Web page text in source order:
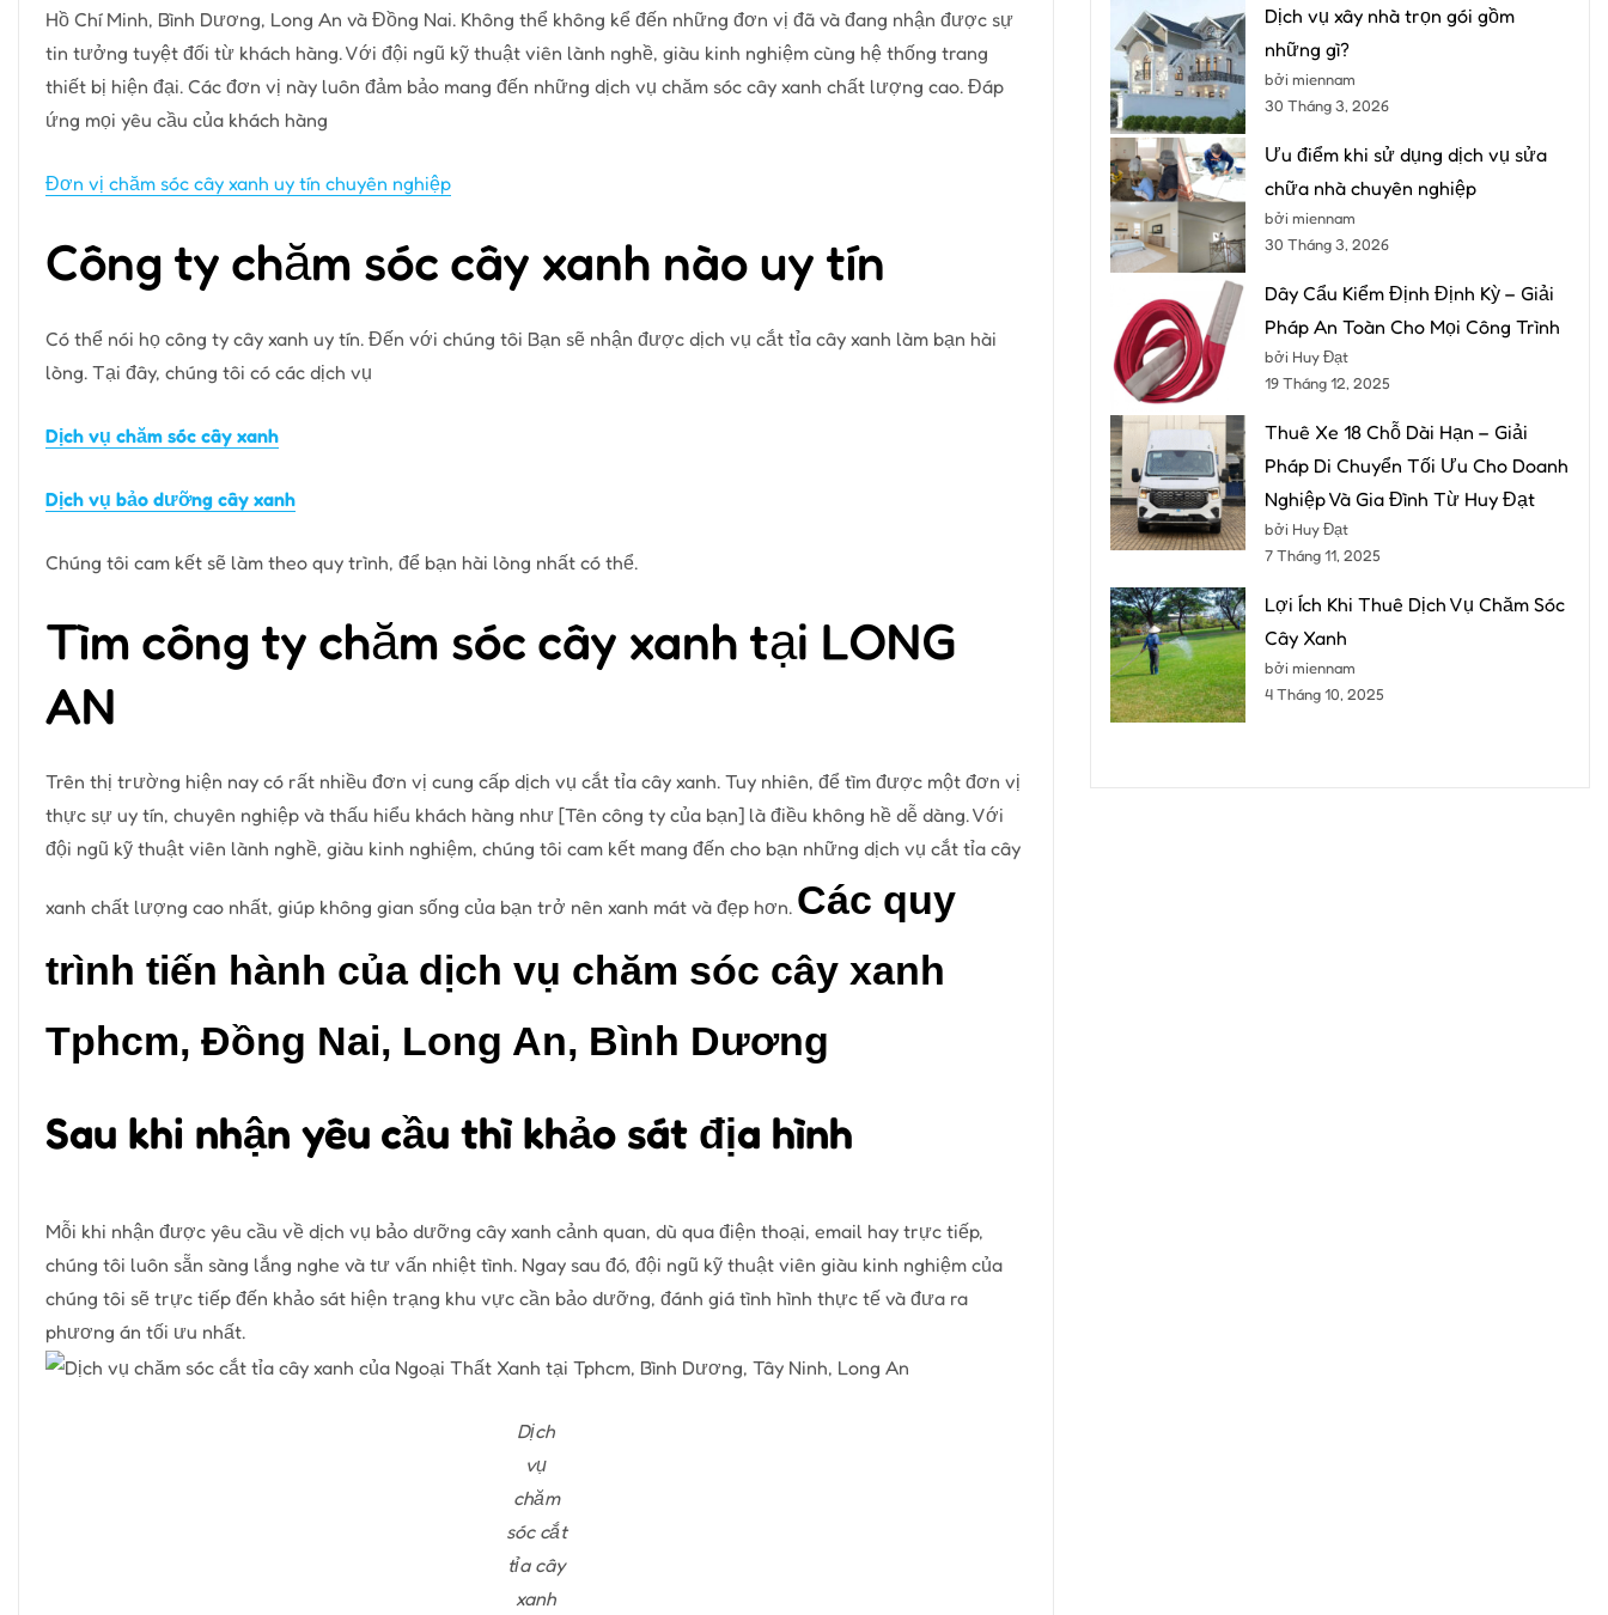
Hồ Chí Minh, Bình Dương, Long An và Đồng Nai. Không thể không kể đến những đơn vị đã và đang nhận được sự
tin tưởng tuyệt đối từ khách hàng. Với đội ngũ kỹ thuật viên lành nghề, giàu kinh nghiệm cùng hệ thống trang
thiết bị hiện đại. Các đơn vị này luôn đảm bảo mang đến những dịch vụ chăm sóc cây xanh chất lượng cao. Đáp
ứng mọi yêu cầu của khách hàng
Đơn vị chăm sóc cây xanh uy tín chuyên nghiệp
Công ty chăm sóc cây xanh nào uy tín
Có thể nói họ công ty cây xanh uy tín. Đến với chúng tôi Bạn sẽ nhận được dịch vụ cắt tỉa cây xanh làm bạn hài
lòng. Tại đây, chúng tôi có các dịch vụ
Dịch vụ chăm sóc cây xanh
Dịch vụ bảo dưỡng cây xanh
Chúng tôi cam kết sẽ làm theo quy trình, để bạn hài lòng nhất có thể.
Tìm công ty chăm sóc cây xanh tại LONG
AN
Trên thị trường hiện nay có rất nhiều đơn vị cung cấp dịch vụ cắt tỉa cây xanh. Tuy nhiên, để tìm được một đơn vị
thực sự uy tín, chuyên nghiệp và thấu hiểu khách hàng như [Tên công ty của bạn] là điều không hề dễ dàng. Với
đội ngũ kỹ thuật viên lành nghề, giàu kinh nghiệm, chúng tôi cam kết mang đến cho bạn những dịch vụ cắt tỉa cây
xanh chất lượng cao nhất, giúp không gian sống của bạn trở nên xanh mát và đẹp hơn. Các quy
trình tiến hành của dịch vụ chăm sóc cây xanh
Tphcm, Đồng Nai, Long An, Bình Dương
Sau khi nhận yêu cầu thì khảo sát địa hình
Mỗi khi nhận được yêu cầu về dịch vụ bảo dưỡng cây xanh cảnh quan, dù qua điện thoại, email hay trực tiếp,
chúng tôi luôn sẵn sàng lắng nghe và tư vấn nhiệt tình. Ngay sau đó, đội ngũ kỹ thuật viên giàu kinh nghiệm của
chúng tôi sẽ trực tiếp đến khảo sát hiện trạng khu vực cần bảo dưỡng, đánh giá tình hình thực tế và đưa ra
phương án tối ưu nhất.
Dịch
vụ
chăm
sóc cắt
tỉa cây
xanh
Dịch vụ xây nhà trọn gói gồm
những gì?
bởi miennam
30 Tháng 3, 2026
Ưu điểm khi sử dụng dịch vụ sửa
chữa nhà chuyên nghiệp
bởi miennam
30 Tháng 3, 2026
Dây Cẩu Kiểm Định Định Kỳ – Giải
Pháp An Toàn Cho Mọi Công Trình
bởi Huy Đạt
19 Tháng 12, 2025
Thuê Xe 18 Chỗ Dài Hạn – Giải
Pháp Di Chuyển Tối Ưu Cho Doanh
Nghiệp Và Gia Đình Từ Huy Đạt
bởi Huy Đạt
7 Tháng 11, 2025
Lợi Ích Khi Thuê Dịch Vụ Chăm Sóc
Cây Xanh
bởi miennam
4 Tháng 10, 2025